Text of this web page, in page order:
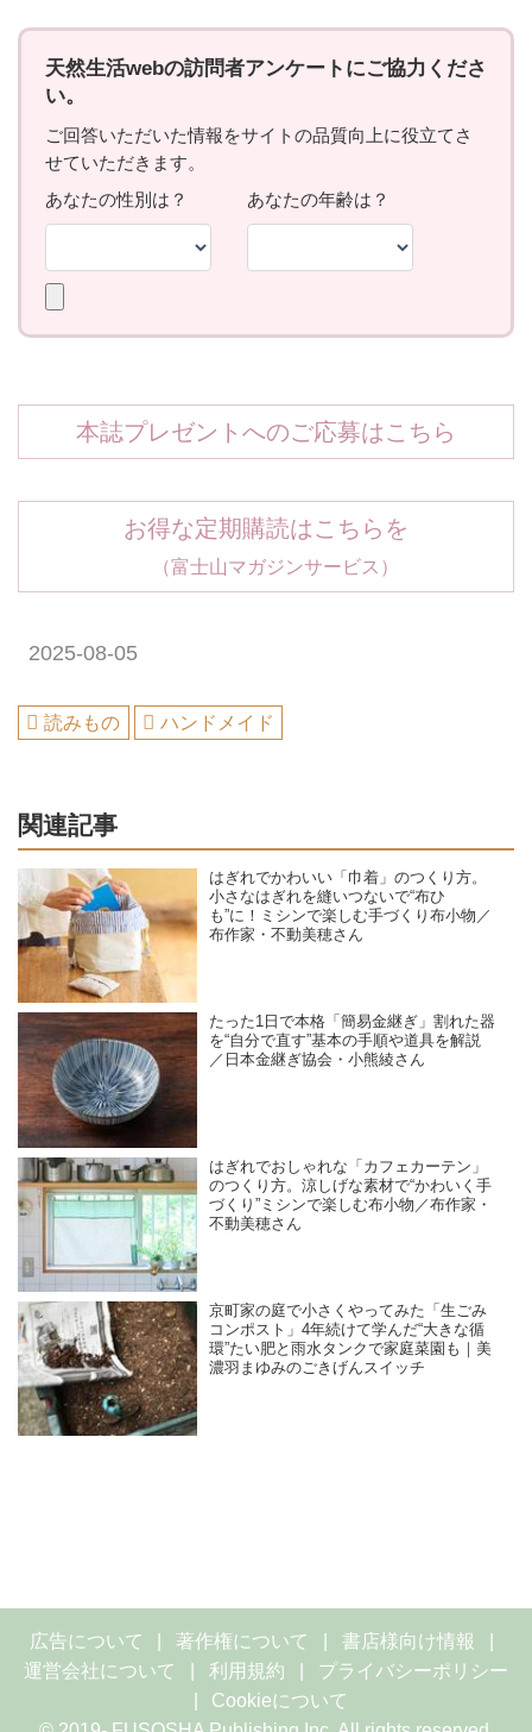
本誌プレゼントへのご応募はこちら
お得な定期購読はこちらを
（富士山マガジンサービス）
2025-08-05
読みもの ハンドメイド
関連記事
はぎれでかわいい「巾着」のつくり方。
小さなはぎれを縫いつないで“布ひ
も”に！ミシンで楽しむ手づくり布小物／
布作家・不動美穂さん
たった1日で本格「簡易金継ぎ」割れた器
を“自分で直す”基本の手順や道具を解説
／日本金継ぎ協会・小熊綾さん
はぎれでおしゃれな「カフェカーテン」
のつくり方。涼しげな素材で“かわいく手
づくり”ミシンで楽しむ布小物／布作家・
不動美穂さん
京町家の庭で小さくやってみた「生ごみ
コンポスト」4年続けて学んだ“大きな循
環”たい肥と雨水タンクで家庭菜園も｜美
濃羽まゆみのごきげんスイッチ
広告について 著作権について
書店様向け情報
運営会社について
利用規約
プライバシーポリシー
Cookieについて